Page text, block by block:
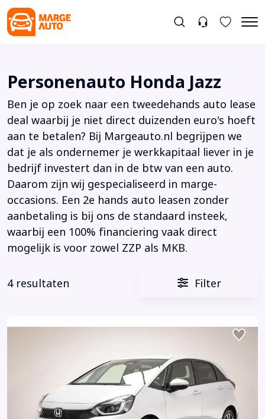
Personenauto Honda Jazz
Ben je op zoek naar een tweedehands auto lease
deal waarbij je niet direct duizenden euro's hoeft
aan te betalen? Bij Margeauto.nl begrijpen we
dat je als ondernemer je werkkapitaal liever in je
bedrijf investert dan in de btw van een auto.
Daarom zijn wij gespecialiseerd in marge-
occasions. Een 2e hands auto leasen zonder
aanbetaling is bij ons de standaard insteek,
waarbij een 100% financiering vaak direct
mogelijk is voor zowel ZZP als MKB.
4 resultaten Filter